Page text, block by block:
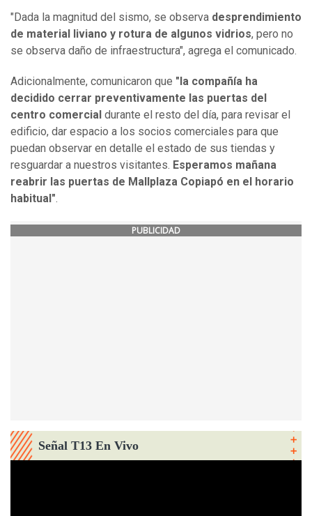
"Dada la magnitud del sismo, se observa desprendimiento
de material liviano y rotura de algunos vidrios, pero no
se observa daño de infraestructura", agrega el comunicado.
Adicionalmente, comunicaron que "la compañía ha
decidido cerrar preventivamente las puertas del
centro comercial durante el resto del día, para revisar el
edificio, dar espacio a los socios comerciales para que
puedan observar en detalle el estado de sus tiendas y
resguardar a nuestros visitantes. Esperamos mañana
reabrir las puertas de Mallplaza Copiapó en el horario
habitual".
PUBLICIDAD
Señal T13 En Vivo